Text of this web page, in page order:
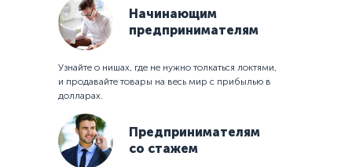
Начинающим
предпринимателям
Узнайте о нишах, где не нужно толкаться локтями,
и продавайте товары на весь мир с прибылью в
долларах.
Предпринимателям
со стажем